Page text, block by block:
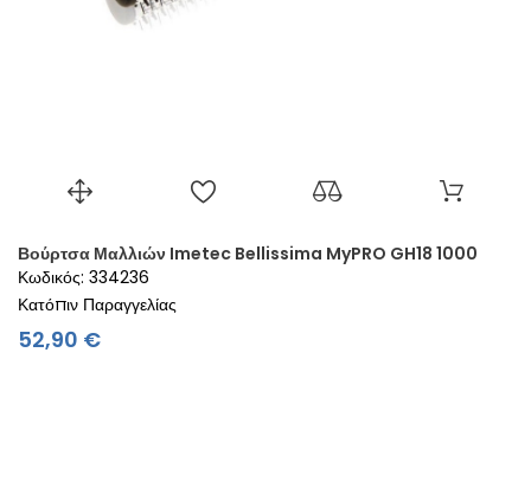
Βούρτσα Μαλλιών Imetec Bellissima MyPRO GH18 1000
Κωδικός: 334236
Κατόπιν Παραγγελίας
52,90 €Τιμή